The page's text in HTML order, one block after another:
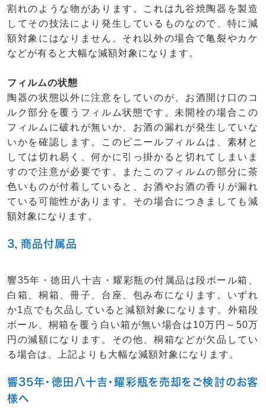
割れのような物があります。これは九谷焼陶器を製造
してその技法により発生しているものなので、特に減
額対象にはなりません。それ以外の場合で亀裂やカケ
などが有ると大幅な減額対象になります。
フィルムの状態
陶器の状態以外に注意をしていのが、お酒開け口のコ
ルク部分を覆うフィルム状態です。未開栓の場合この
フィルムに破れが無いか、お酒の漏れが発生していな
いかを確認します。このビニールフィルムは、素材と
しては切れ易く、何かに引っ掛かると切れてしまいま
すので注意が必要です。またこのフィルムの部分に茶
色いものが付着していると、お酒やお酒の香りが漏れ
ている可能性があります。その場合につきましても減
額対象になります。
3，商品付属品
響35年・徳田八十吉・耀彩瓶の付属品は段ボール箱、
白箱、桐箱、冊子、台座、包み布になります。いずれ
か1点でも欠品していると減額対象になります。外箱段
ボール、桐箱を覆う白い箱が無い場合は10万円～50万
円の減額になります。その他、桐箱などが欠品してい
る場合は、上記よりも大幅な減額対象になります。
響35年・徳田八十吉・耀彩瓶を売却をご検討のお客
様へ